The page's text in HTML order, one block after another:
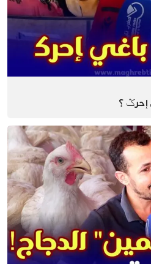
إحرݣ ؟